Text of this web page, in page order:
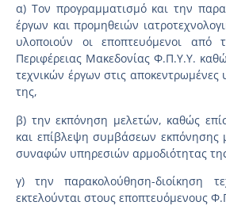
α) Τον προγραμματισμό και την
έργων και προμηθειών
υλοποιούν οι εποπτευόμενοι από
Περιφέρειας Μακεδονίας Φ.Π.Υ.Υ.
τεχνικών έργων στις αποκεντρωμένες
της,
β) την εκπόνηση μελετών, καθώς
και επίβλεψη συμβάσεων εκπόνησης
συναφών υπηρεσιών αρμοδιότητας
γ) την παρακολούθηση-διοίκηση
εκτελούνται στους εποπτευόμενους